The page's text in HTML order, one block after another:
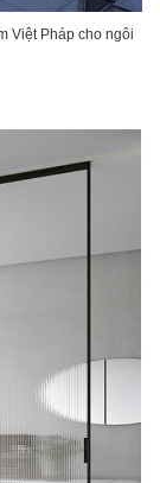
Việt Pháp cho ngôi